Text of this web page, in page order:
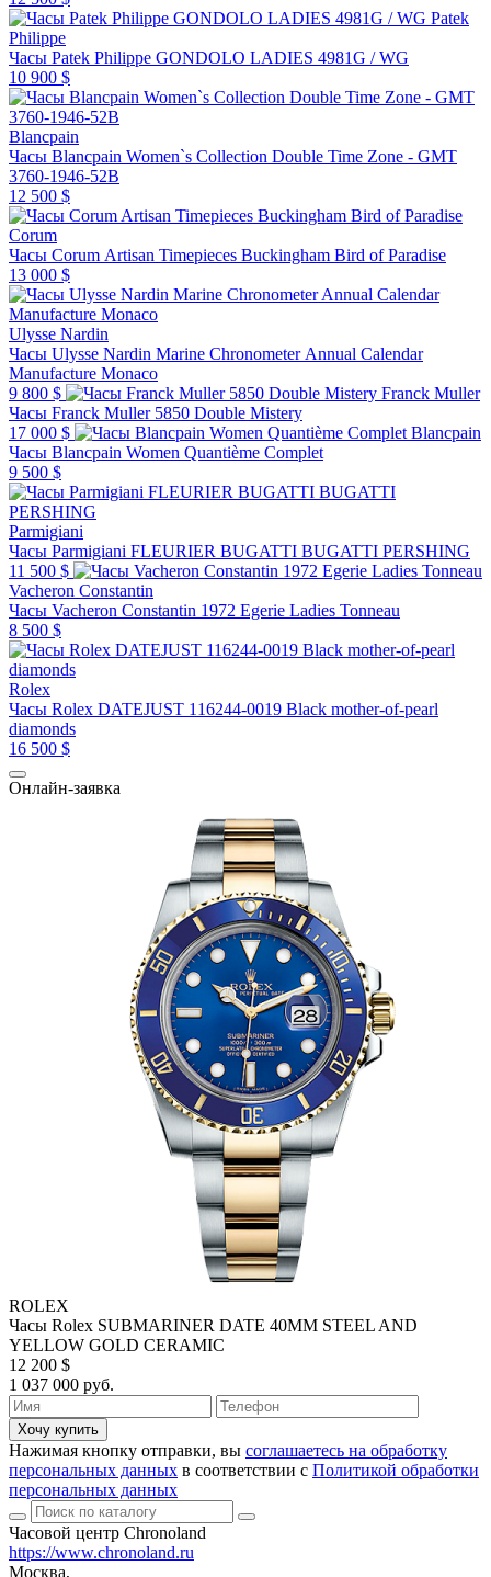
Patek
Philippe
Часы Patek Philippe GONDOLO LADIES 4981G / WG
10 900 $
Blancpain
Часы Blancpain Women`s Collection Double Time Zone - GMT
3760-1946-52B
12 500 $
Corum
Часы Corum Artisan Timepieces Buckingham Bird of Paradise
13 000 $
Ulysse Nardin
Часы Ulysse Nardin Marine Chronometer Annual Calendar
Manufacture Monaco
9 800 $
Franck Muller
Часы Franck Muller 5850 Double Mistery
17 000 $
Blancpain
Часы Blancpain Women Quantième Complet
9 500 $
Parmigiani
Часы Parmigiani FLEURIER BUGATTI BUGATTI PERSHING
11 500 $
Vacheron Constantin
Часы Vacheron Constantin 1972 Egerie Ladies Tonneau
8 500 $
Rolex
Часы Rolex DATEJUST 116244-0019 Black mother-of-pearl
diamonds
16 500 $
Онлайн-заявка
ROLEX
Часы Rolex SUBMARINER DATE 40MM STEEL AND
YELLOW GOLD CERAMIC
12 200 $
1 037 000 руб.
Хочу купить
Нажимая кнопку отправки, вы соглашаетесь на обработку
персональных данных в соответствии с Политикой обработки
персональных данных
Часовой центр Chronoland
https://www.chronoland.ru
Москва,